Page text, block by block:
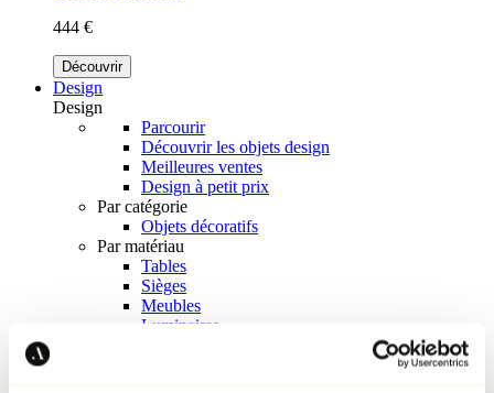
444 €
Découvrir
Design
Design
Parcourir
Découvrir les objets design
Meilleures ventes
Design à petit prix
Par catégorie
Objets décoratifs
Par matériau
Tables
Sièges
Meubles
Luminaires